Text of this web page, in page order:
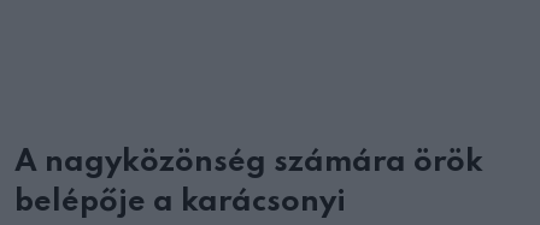
A nagyközönség számára örök
belépője a karácsonyi